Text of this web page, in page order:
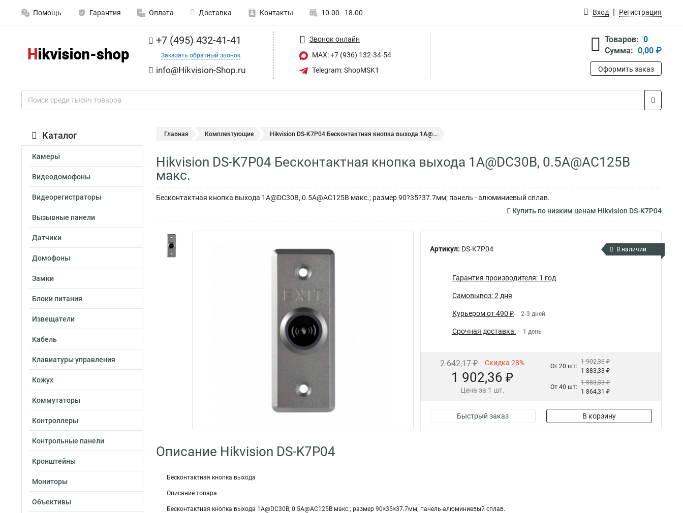
Помощь Гарантия Оплата Доставка Контакты 10.00 - 18.00 Вход Регистрация
+7 (495) 432-41-41
Заказать обратный звонок
info@Hikvision-Shop.ru
Звонок онлайн
MAX: +7 (936) 132-34-54
Telegram: ShopMSK1
Товаров: 0
Сумма: 0,00 ₽
Оформить заказ
Каталог
Камеры
Видеодомофоны
Видеорегистраторы
Вызывные панели
Датчики
Домофоны
Замки
Блоки питания
Извещатели
Кабель
Клавиатуры управления
Кожух
Коммутаторы
Контроллеры
Контрольные панели
Кронштейны
Мониторы
Объективы
Главная Комплектующие Hikvision DS-K7P04 Бесконтактная кнопка выхода 1A@...
Hikvision DS-K7P04 Бесконтактная кнопка выхода 1A@DC30В, 0.5A@AC125В
макс.
Бесконтактная кнопка выхода 1A@DC30В, 0.5A@AC125В макс.; размер 90?35?37.7мм; панель - алюминиевый сплав.
Купить по низким ценам Hikvision DS-K7P04
Артикул: DS-K7P04 В наличии
Гарантия производителя: 1 год
Самовывоз: 2 дня
Курьером от 490 ₽ 2-3 дней
Срочная доставка: 1 день
2 642,17 ₽ Скидка 28%
1 902,36 ₽
Цена за 1 шт.
От 20 шт:
1 902,36 ₽
1 883,33 ₽
От 40 шт:
1 883,33 ₽
1 864,31 ₽
Быстрый заказ В корзину
Описание Hikvision DS-K7P04
Бесконтактная кнопка выхода
Описание товара
Бесконтактная кнопка выхода 1A@DC30В, 0.5A@AC125В макс.; размер 90×35×37.7мм; панель-алюминиевый сплав.